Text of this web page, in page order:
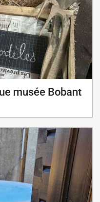
musée Bobant